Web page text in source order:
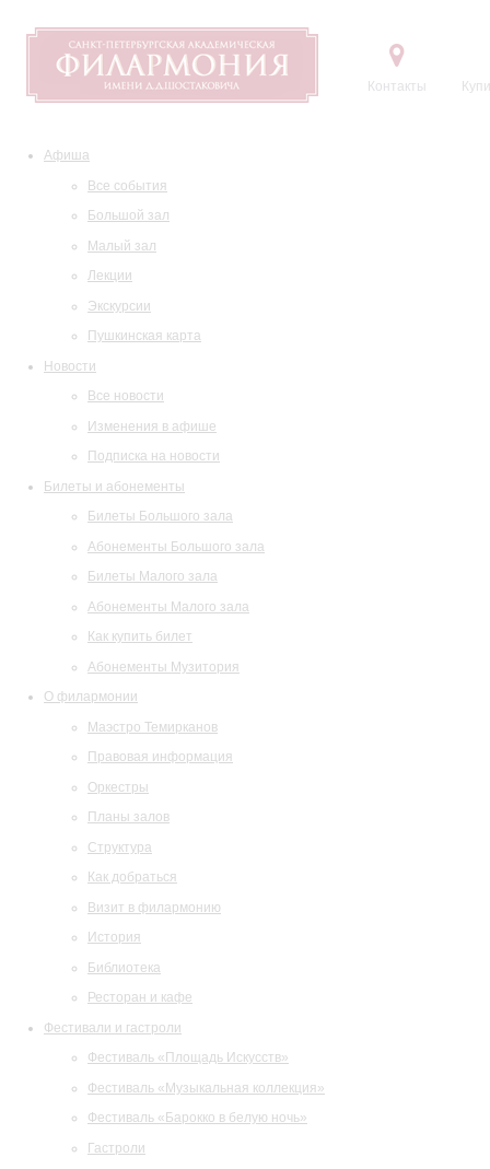
Контакты
Афиша
Все события
Большой зал
Малый зал
Лекции
Экскурсии
Пушкинская карта
Новости
Все новости
Изменения в афише
Подписка на новости
Билеты и абонементы
Билеты Большого зала
Абонементы Большого зала
Билеты Малого зала
Абонементы Малого зала
Как купить билет
Абонементы Музитория
О филармонии
Маэстро Темирканов
Правовая информация
Оркестры
Планы залов
Структура
Как добраться
Визит в филармонию
История
Библиотека
Ресторан и кафе
Фестивали и гастроли
Фестиваль «Площадь Искусств»
Фестиваль «Музыкальная коллекция»
Фестиваль «Барокко в белую ночь»
Гастроли